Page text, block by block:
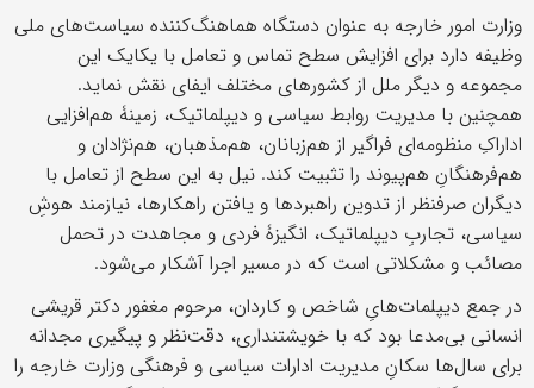
وزارت امور خارجه به عنوان دستگاه هماهنگ‌کننده سیاست‌های ملی
وظیفه دارد برای افزایش سطح تماس و تعامل با یکایک این
مجموعه و دیگر ملل از کشورهای مختلف ایفای نقش نماید.
همچنین با مدیریت روابط سیاسی و دیپلماتیک، زمینۀ هم‌افزایی
اداراکِ منظومه‌ای فراگیر از هم‌زبانان، هم‌مذهبان، هم‌نژادان و
هم‌فرهنگانِ هم‌پیوند را تثبیت کند. نیل به این سطح از تعامل با
دیگران صرفنظر از تدوین راهبردها و یافتن راهکارها، نیازمند هوشِ
سیاسی، تجاربِ دیپلماتیک، انگیزۀ فردی و مجاهدت در تحمل
مصائب و مشکلاتی است که در مسیر اجرا آشکار می‌شود.
در جمع دیپلمات‌هایِ شاخص و کاردان، مرحوم مغفور دکتر قریشی
انسانی بی‌مدعا بود که با خویشتنداری، دقت‌نظر و پیگیری مجدانه
برای سال‌ها سکانِ مدیریت ادارات سیاسی و فرهنگی وزارت خارجه را